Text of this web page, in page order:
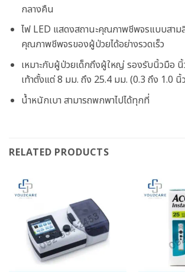
กลางคืน
ไฟ LED แสดงสถานะคุณภาพชีพจรแบบสาม
คุณภาพชีพจรของผู้ป่วยได้อย่างรวดเร็ว
เหมาะกับผู้ป่วยเด็กถึงผู้ใหญ่ รองรับนิ้วมือ
เท้าตั้งแต่ 8 มม. ถึง 25.4 มม. (0.3 ถึง 1.0 นิ้
น้ำหนักเบา สามารถพกพาไปได้ทุกที่
RELATED PRODUCTS